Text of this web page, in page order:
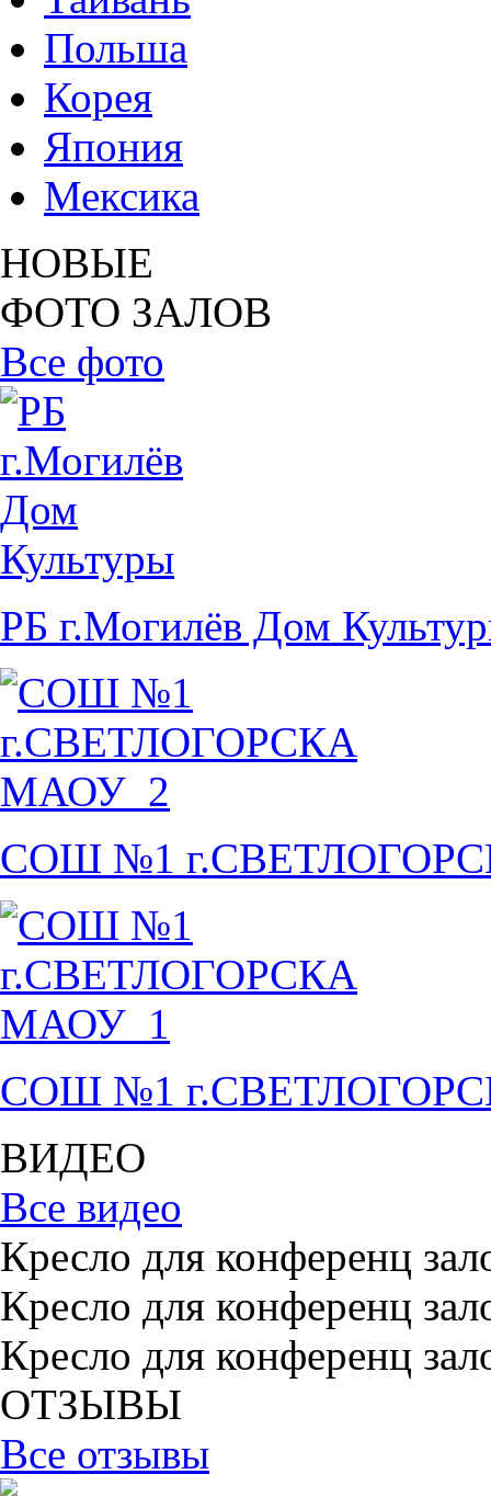
Польша
Корея
Япония
Мексика
НОВЫЕ
ФОТО ЗАЛОВ
Все фото
РБ г.Могилёв Дом
СОШ №1
СОШ №1
ВИДЕО
Все видео
Кресло для конференц
Кресло для конференц
Кресло для конференц
ОТЗЫВЫ
Все отзывы